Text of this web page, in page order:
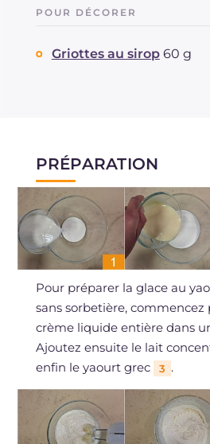
POUR DÉCORER
Griottes au sirop 60 g
PRÉPARATION
Pour préparer la glace au
sans sorbetière, commencez
crème liquide entière dans
Ajoutez ensuite le lait
enfin le yaourt grec
3 .